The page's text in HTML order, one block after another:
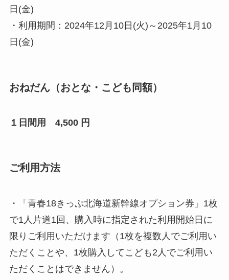
日(金)
・利用期間：2024年12月10日(火)～2025年1月10
日(金)
おねだん（おとな・こども同額）
１日間用 4,500 円
ご利用方法
・「青春18きっぷ北海道新幹線オプション券」1枚
で1人片道1回、購入時に指定された利用開始日に
限りご利用いただけます（1枚を複数人でご利用い
ただくことや、1枚購入してこども2人でご利用い
ただくことはできません）。